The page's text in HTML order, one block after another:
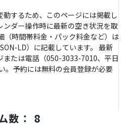
するため、このページには掲載し
ンダー操作時に最新の空き状況を取
（時間帯料金・パック料金など）は
LD）に記載しています。 最新
または電話（050-3033-7010、平日
。予約には無料の会員登録が必要
数： 8